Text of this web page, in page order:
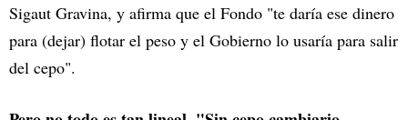
Sigaut Gravina, y afirma que el Fondo "te daría ese dinero
para (dejar) flotar el peso y el Gobierno lo usaría para salir
del cepo".